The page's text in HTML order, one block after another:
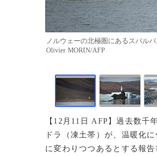
ノルウェーの北極圏にあるスバル
Olivier MORIN/AFP
【12月11日 AFP】過去数
ドラ（凍土帯）が、温暖化
に変わりつつあるとする報